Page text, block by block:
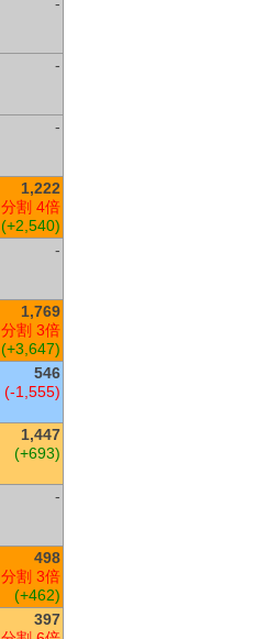
-
-
-
1,222
分割 4倍
(+2,540)
-
1,769
分割 3倍
(+3,647)
546
(-1,555)
1,447
(+693)
-
498
分割 3倍
(+462)
397